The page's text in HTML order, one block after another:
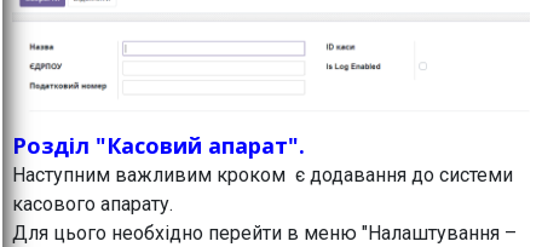
Розділ "Касовий апарат".
Наступним важливим кроком є додавання до системи
касового апарату.
Для цього необхідно перейти в меню "Налаштування –